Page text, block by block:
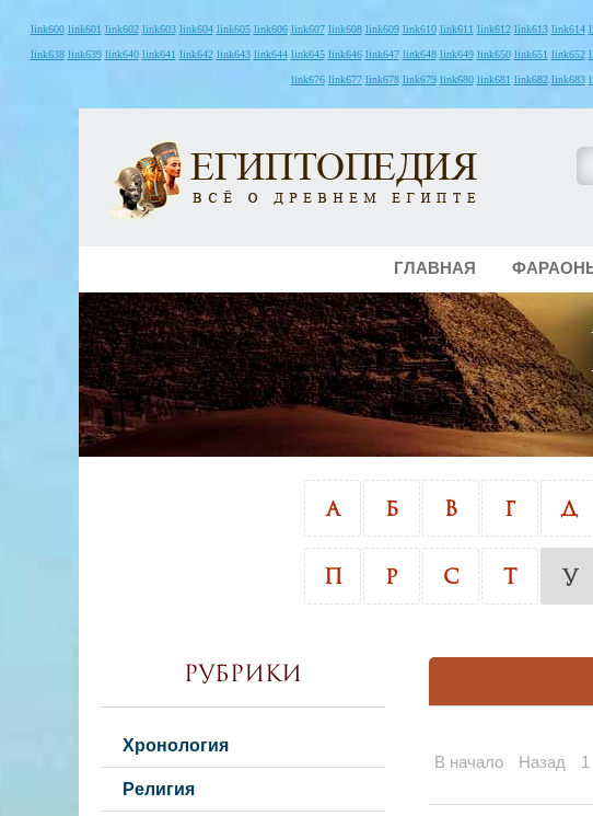
link600 link601 link602 link603 link604 link605 link606 link607 link608 link609 link610 link611 link612 link613 link614
link638 link639 link640 link641 link642 link643 link644 link645 link646 link647 link648 link649 link650 link651 link652
link676 link677 link678 link679 link680 link681 link682 link683
ГЛАВНАЯ
А Б В Г Д
Р С У
В начало Назад 1
Рубрики
Хронология
Религия